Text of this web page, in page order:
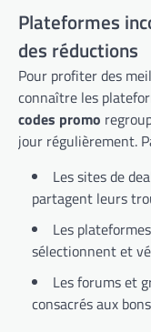
Plateformes
des réductions
Pour profiter des
connaître les
codes promo
jour régulièrement.
Les sites de
partagent leurs
Les
sélectionnent et
Les forums et
consacrés aux